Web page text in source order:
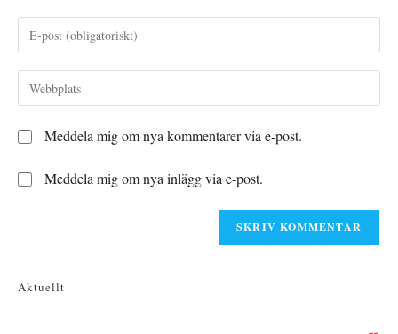
namn
eller
för
att
kommentera
Ange
din
e-
postadress
att
Ange
URL
din
webbplats
(valfritt)
Meddela mig om nya kommentarer via e-post.
Meddela mig om nya inlägg via e-post.
Aktuellt